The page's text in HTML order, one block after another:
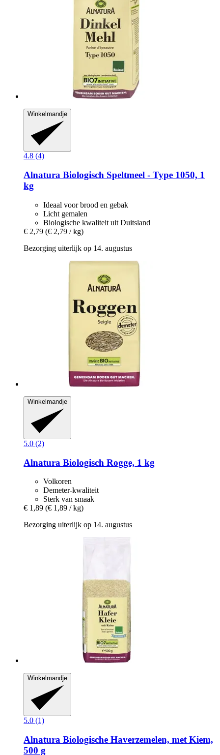
Winkelmandje
4.8 (4)
Alnatura Biologisch Speltmeel -​ Type 1050, 1
kg
Ideaal voor brood en gebak
Licht gemalen
Biologische kwaliteit uit Duitsland
€ 2,79 (€ 2,79 / kg)
Bezorging uiterlijk op 14. augustus
Winkelmandje
5.0 (2)
Alnatura Biologisch Rogge, 1 kg
Volkoren
Demeter-kwaliteit
Sterk van smaak
€ 1,89 (€ 1,89 / kg)
Bezorging uiterlijk op 14. augustus
Winkelmandje
5.0 (1)
Alnatura Biologische Haverzemelen, met Kiem,
500 g